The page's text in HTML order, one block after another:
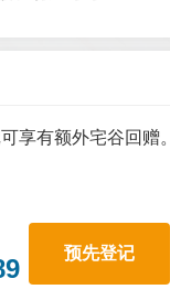
享有额外宅谷回赠。
预先登记